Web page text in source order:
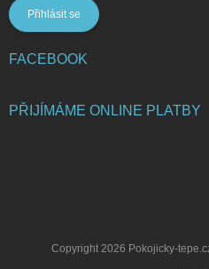
Přihlásit se
FACEBOOK
PŘIJÍMÁME ONLINE PLATBY
Copyright 2026 Pokojicky-